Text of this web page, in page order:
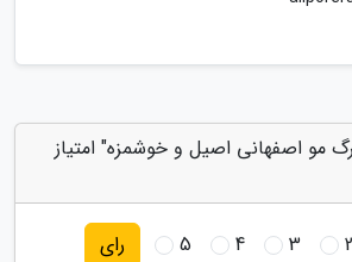
مو اصفهانی اصیل و خوشمزه" امتیاز
2
3
4
5 رای